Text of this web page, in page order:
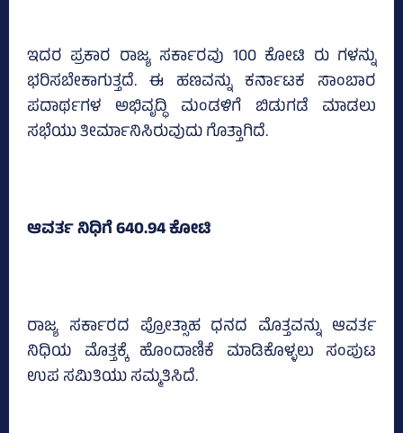
ಇದರ ಪ್ರಕಾರ ರಾಜ್ಯ ಸರ್ಕಾರವು 100 ಕೋಟಿ ರು ಗಳನ್ನು
ಭರಿಸಬೇಕಾಗುತ್ತದೆ. ಈ ಹಣವನ್ನು ಕರ್ನಾಟಕ ಸಾಂಬಾರ
ಪದಾರ್ಥಗಳ ಅಭಿವೃದ್ಧಿ ಮಂಡಳಿಗೆ ಬಿಡುಗಡೆ ಮಾಡಲು
ಸಭೆಯು ತೀರ್ಮಾನಿಸಿರುವುದು ಗೊತ್ತಾಗಿದೆ.
ಆವರ್ತ ನಿಧಿಗೆ 640.94 ಕೋಟಿ
ರಾಜ್ಯ ಸರ್ಕಾರದ ಪ್ರೋತ್ಸಾಹ ಧನದ ಮೊತ್ತವನ್ನು ಆವರ್ತ
ನಿಧಿಯ ಮೊತ್ತಕ್ಕೆ ಹೊಂದಾಣಿಕೆ ಮಾಡಿಕೊಳ್ಳಲು ಸಂಪುಟ
ಉಪ ಸಮಿತಿಯು ಸಮ್ಮತಿಸಿದೆ.